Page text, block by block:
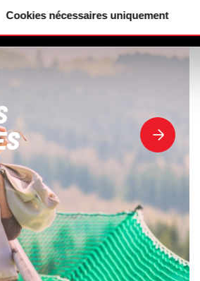
Cookies nécessaires uniquement